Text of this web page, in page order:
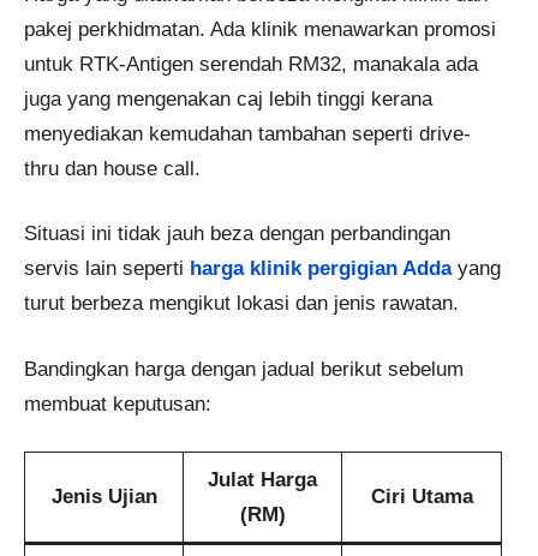
pakej perkhidmatan. Ada klinik menawarkan promosi
untuk RTK-Antigen serendah RM32, manakala ada
juga yang mengenakan caj lebih tinggi kerana
menyediakan kemudahan tambahan seperti drive-
thru dan house call.
Situasi ini tidak jauh beza dengan perbandingan
servis lain seperti harga klinik pergigian Addayang
turut berbeza mengikut lokasi dan jenis rawatan.
Bandingkan harga dengan jadual berikut sebelum
membuat keputusan:
Jenis Ujian
Julat Harga
(RM)
Ciri Utama